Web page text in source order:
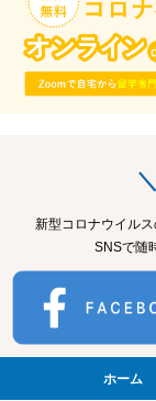
新型コロナウイル
SNSで随
ホーム